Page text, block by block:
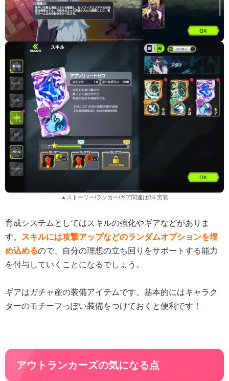
▲ストーリー/ランカー/ギア関連はβ未実装
育成システムとしてはスキルの強化やギアなどがありま
す。
スキルには攻撃アップなどのランダムオプションを埋
め込めるので、自分の理想の立ち回りをサポートする能力
を付与していくことになるでしょう。
ギアはガチャ産の装備アイテムです。基本的にはキャラク
ターのモチーフっぽい装備をつけておくと便利です！
アウトランカーズの気になる点